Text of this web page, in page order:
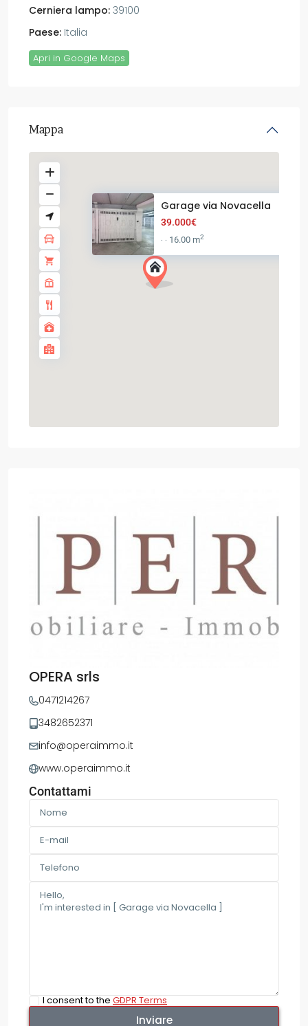
Cerniera lampo: 39100
Paese: Italia
Apri in Google Maps
Mappa
Garage via Novacella
39.000€
· · 16.00 m2
OPERA srls
0471214267
3482652371
info@operaimmo.it
www.operaimmo.it
Contattami
I consent to theGDPR Terms